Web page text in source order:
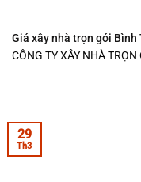
Giá xây nhà trọn gói Bình
CÔNG TY XÂY NHÀ
29
Th3